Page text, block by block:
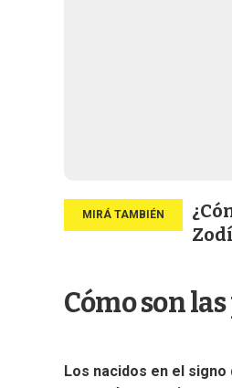
Cómo son
Los nacidos en el